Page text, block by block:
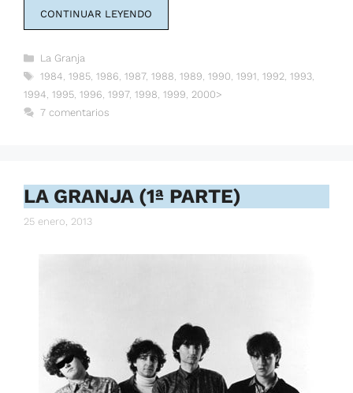
CONTINUAR LEYENDO
Categorías
La Granja
Etiquetas
1984, 1985, 1986, 1987, 1988, 1989, 1990, 1991, 1992, 1993,
1994, 1995, 1996, 1997, 1998, 1999, 2000>
7 comentarios
LA GRANJA (1ª PARTE)
25 enero, 2013